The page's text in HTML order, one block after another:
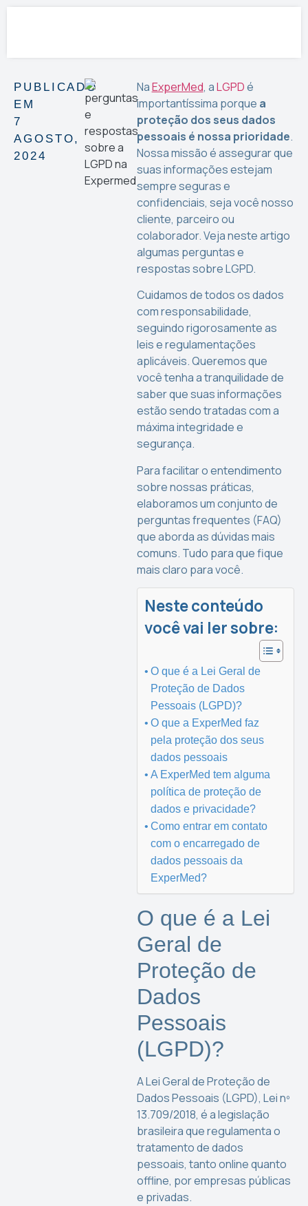
PUBLICADO
EM
7
AGOSTO,
2024
NaExperMed, aLGPDé
importantíssima porque a
proteção dos seus dados
pessoais é nossa prioridade.
Nossa missão é assegurar que
suas informações estejam
sempre seguras e
confidenciais, seja você nosso
cliente, parceiro ou
colaborador. Veja neste artigo
algumas perguntas e
respostas sobre LGPD.
Cuidamos de todos os dados
com responsabilidade,
seguindo rigorosamente as
leis e regulamentações
aplicáveis. Queremos que
você tenha a tranquilidade de
saber que suas informações
estão sendo tratadas com a
máxima integridade e
segurança.
Para facilitar o entendimento
sobre nossas práticas,
elaboramos um conjunto de
perguntas frequentes (FAQ)
que aborda as dúvidas mais
comuns. Tudo para que fique
mais claro para você.
Neste conteúdo
você vai ler sobre:
O que é a Lei Geral de
Proteção de Dados
Pessoais (LGPD)?
O que a ExperMed faz
pela proteção dos seus
dados pessoais
A ExperMed tem alguma
política de proteção de
dados e privacidade?
Como entrar em contato
com o encarregado de
dados pessoais da
ExperMed?
O que é a Lei
Geral de
Proteção de
Dados
Pessoais
(LGPD)?
A Lei Geral de Proteção de
Dados Pessoais (LGPD), Lei nº
13.709/2018, é a legislação
brasileira que regulamenta o
tratamento de dados
pessoais, tanto online quanto
offline, por empresas públicas
e privadas.